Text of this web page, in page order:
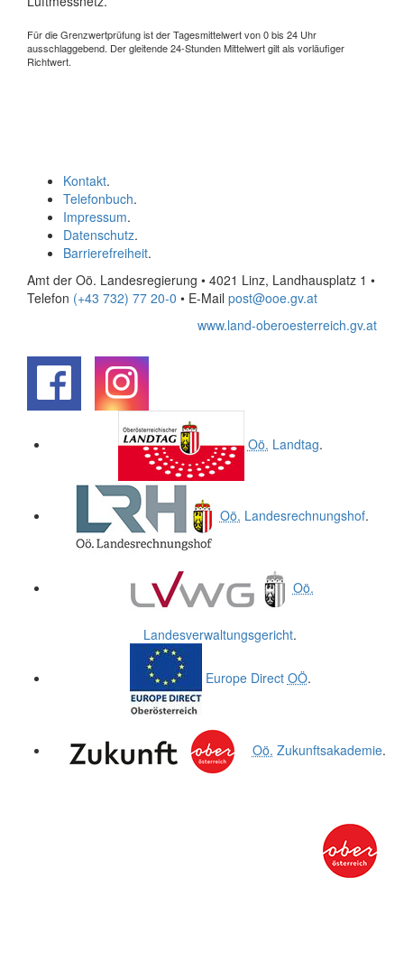
Für die Grenzwertprüfung ist der Tagesmittelwert von 0 bis 24 Uhr
ausschlaggebend. Der gleitende 24-Stunden Mittelwert gilt als vorläufiger
Richtwert.
Kontakt.
Telefonbuch.
Impressum.
Datenschutz.
Barrierefreiheit.
Amt der Oö. Landesregierung • 4021 Linz, Landhausplatz 1 •
Telefon (+43 732) 77 20-0 • E-Mail post@ooe.gv.at
www.land-oberoesterreich.gv.at
Oö. Landtag.
Oö. Landesrechnungshof.
Oö.
Landesverwaltungsgericht.
Europe Direct OÖ.
Oö. Zukunftsakademie.